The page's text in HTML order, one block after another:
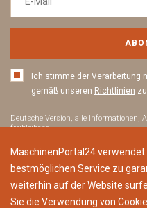
Ich stimme der Verarbeitung
gemäß unseren Richtlinien
Deutsche Version, alle Informationen,
freibleibend!
Mit der Nutzung dieser Website
Datenschutzbestimmungen . Alle
Inhaber. MaschinenPortal24 ist nicht
Anklicken externer Links verantwortlich.
MaschinenPortal24 verwendet
bestmöglichen Service zu
weiterhin auf der Website
Sie die Verwendung von